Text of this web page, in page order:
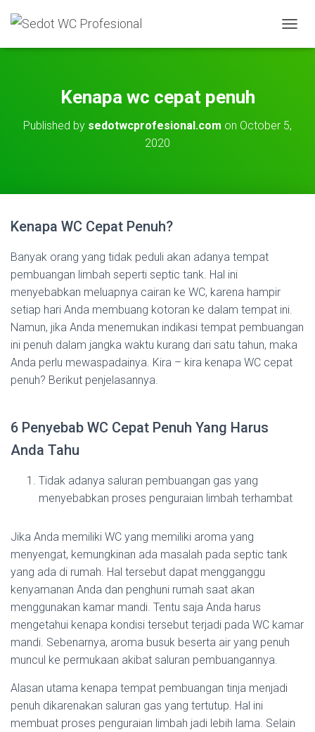
O
A
T
Kenapa wc cepat penuh
Published by sedotwcprofesional.com on October 5,
2020
Kenapa WC Cepat Penuh?
Banyak orang yang tidak peduli akan adanya tempat
pembuangan limbah seperti septic tank. Hal ini
menyebabkan meluapnya cairan ke WC, karena hampir
setiap hari Anda membuang kotoran ke dalam tempat ini.
Namun, jika Anda menemukan indikasi tempat pembuangan
ini penuh dalam jangka waktu kurang dari satu tahun, maka
Anda perlu mewaspadainya. Kira – kira kenapa WC cepat
penuh? Berikut penjelasannya.
6 Penyebab WC Cepat Penuh Yang Harus
Anda Tahu
Tidak adanya saluran pembuangan gas yang
menyebabkan proses penguraian limbah terhambat
Jika Anda memiliki WC yang memiliki aroma yang
menyengat, kemungkinan ada masalah pada septic tank
yang ada di rumah. Hal tersebut dapat mengganggu
kenyamanan Anda dan penghuni rumah saat akan
menggunakan kamar mandi. Tentu saja Anda harus
mengetahui kenapa kondisi tersebut terjadi pada WC kamar
mandi. Sebenarnya, aroma busuk beserta air yang penuh
muncul ke permukaan akibat saluran pembuangannya.
Alasan utama kenapa tempat pembuangan tinja menjadi
penuh dikarenakan saluran gas yang tertutup. Hal ini
membuat proses penguraian limbah jadi lebih lama. Selain